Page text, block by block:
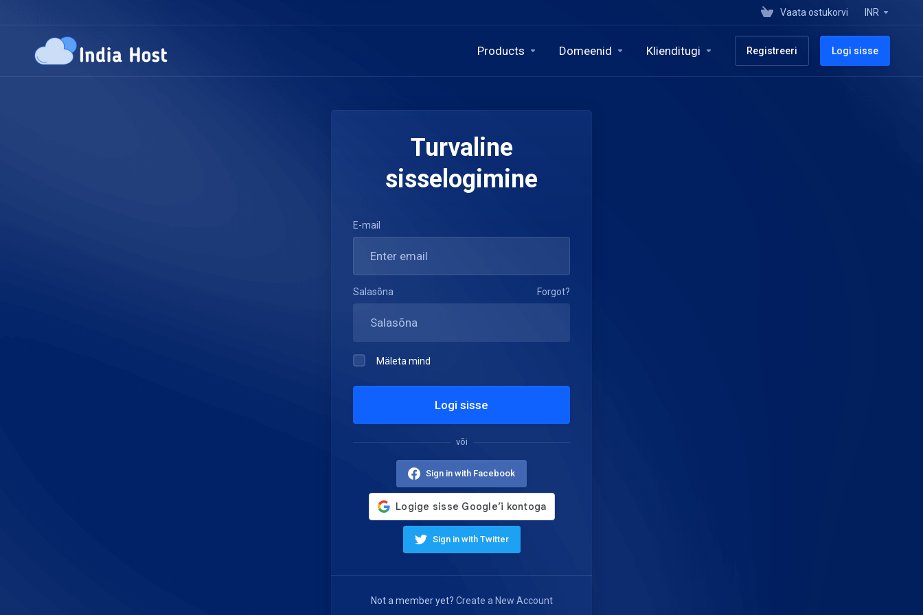
Vaata ostukorvi INR
Products Domeenid Klienditugi Registreeri Logi sisse
Turvaline
sisselogimine
E-mail
Salasõna Forgot?
Mäleta mind
Logi sisse
või
Sign in with Facebook
Sign in with Twitter
Not a member yet? Create a New Account